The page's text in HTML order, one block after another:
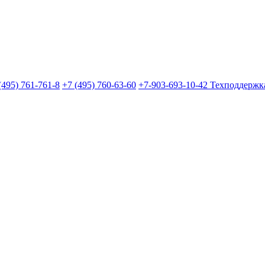
761-761-8 +7 (495) 760-63-60 +7-903-693-10-42